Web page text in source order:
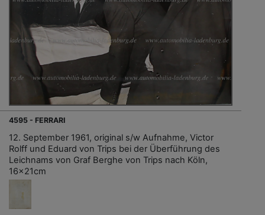
4595 - FERRARI
12. September 1961, original s/w Aufnahme, Victor
Rolff und Eduard von Trips bei der Überführung des
Leichnams von Graf Berghe von Trips nach Köln,
16x21cm